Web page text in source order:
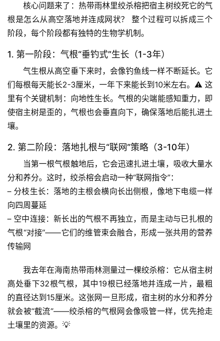
首
页
专
题
列
自
然
万
物
核心问题来了： 热带雨林里绞杀榕把宿主树绞死它的气
根是怎么从高空落地并连成网状？
整个过程可以拆成三个
阶段，每个阶段都有独特的生物学机制。
1. 第一阶段：气根“垂钓式”生长（1-3年）
气生根从高空垂下来时，会像钓鱼线一样不断延长。它
们每根每天能长2-3厘米，一年下来能长到10米左右。⚠️ 这
里有个关键机制： 向地性生长。气根的尖端能感知重力，即
使宿主树是歪的，气根也会垂直向下，确保落地后能扎进土
壤。
2. 第二阶段：落地扎根与“联网”策略（3-10年）
当第一根气根触地后，它会迅速扎进土壤，吸收大量水
分和养分。这时，绞杀榕会启动一种“联网指令”：
– 分枝生长：落地的主根会横向长出侧根，像地下电缆一样
向四周蔓延
– 空中连接：新长出的气根不再独立，而是主动与已扎根的
气根“对接”——它们的维管束会融合，形成一张共用的营养
传输网
我去年在海南热带雨林测量过一棵绞杀榕：它从宿主树
高处垂下32根气根，其中19根已经落地并连成一片，最粗
的直径达到15厘米。这张网一旦形成，宿主树的水分和养分
就会被“截流”——绞杀榕的气根网会像吸管一样，优先抢走
土壤里的资源。💡